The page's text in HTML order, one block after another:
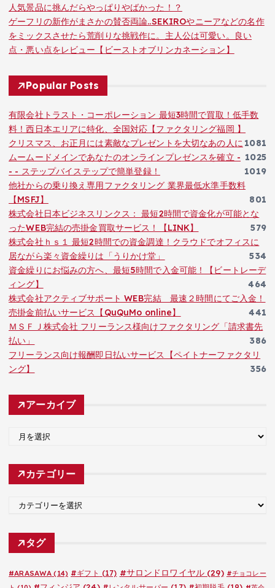
人気景品に挑んだらやっぱりやばかった！？
ゲーフリの新作がまさかの賛否両論..SEKIROやニーアなどの名作
をミックスさせたら荒削りな挑戦作に。主人公は可愛い。良い
点・悪い点をレビュー【ビーストオブリンカネーション】
Popular Posts
有限会社トラスト・コーポレーション 最短3時間で買取！低手数
料！西日本エリアに特化、全国対応【ファクタリング福岡 】
1081
クリスマス、お正月には素敵なプレゼントを大切なあの人に
1025
ムームードメインであなたのオンラインプレゼンスを確立 -
- - ステップバイステップで簡単登録！
1019
他社からの乗り換え専用ファクタリング 業界最低水準手数料
【MSFJ】
801
株式会社日本ビジネスリンクス： 最短2時間で資金化が可能とな
ったWEB完結の売掛金買取サービス！【LINK】
579
株式会社ｈｓ１ 最短2時間での資金調達！クラウドでオフィスに
居ながら楽々資金繰りは「うりかけ堂」
534
資金繰りにお悩みの方へ、最短5時間で入金可能！【ビートレーデ
ィング】
464
株式会社アクティブサポート WEB完結 最速２時間にてご入金！
売掛金前払いサービス【QuQuMo online】
441
ＭＳＦＪ株式会社 フリーランス様向けファクタリング「請求書先
払い」
386
フリーランス向け報酬即日払いサービス【ペイトナーファクタリ
ング】
356
アーカイブ
カ
カテゴリー
ゴ
タグ
#ARASAWA (14) #ギフト (17) #サロンドロワイヤル(29) #チョコレー